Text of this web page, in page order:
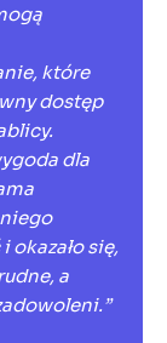
które
dostęp
dla
okazało się,
a